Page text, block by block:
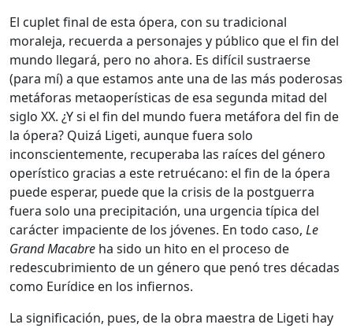
El cuplet final de esta ópera, con su tradicional
moraleja, recuerda a personajes y público que el fin del
mundo llegará, pero no ahora. Es difícil sustraerse
(para mí) a que estamos ante una de las más poderosas
metáforas metaoperísticas de esa segunda mitad del
siglo XX. ¿Y si el fin del mundo fuera metáfora del fin de
la ópera? Quizá Ligeti, aunque fuera solo
inconscientemente, recuperaba las raíces del género
operístico gracias a este retruécano: el fin de la ópera
puede esperar, puede que la crisis de la postguerra
fuera solo una precipitación, una urgencia típica del
carácter impaciente de los jóvenes. En todo caso, Le
Grand Macabre ha sido un hito en el proceso de
redescubrimiento de un género que penó tres décadas
como Eurídice en los infiernos.
La significación, pues, de la obra maestra de Ligeti hay